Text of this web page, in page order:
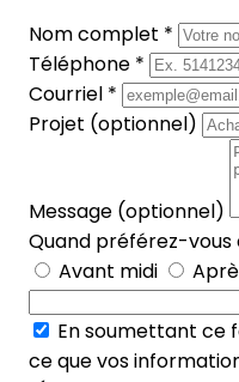
Nom complet *
Téléphone *
Courriel *
Projet (optionnel)
Message (optionnel)
Quand préférez-
Avant midi
En soumettant ce
ce que vos